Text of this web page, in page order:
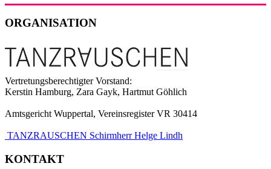
ORGANISATION
Vertretungsberechtigter Vorstand:
Kerstin Hamburg, Zara Gayk, Hartmut Göhlich
Amtsgericht Wuppertal, Vereinsregister VR 30414
TANZRAUSCHEN Schirmherr Helge Lindh
KONTAKT